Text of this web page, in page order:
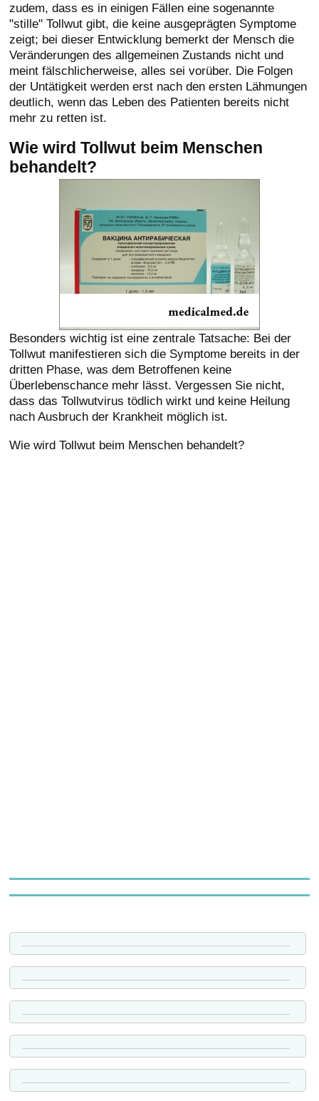
zudem, dass es in einigen Fällen eine sogenannte
"stille" Tollwut gibt, die keine ausgeprägten Symptome
zeigt; bei dieser Entwicklung bemerkt der Mensch die
Veränderungen des allgemeinen Zustands nicht und
meint fälschlicherweise, alles sei vorüber. Die Folgen
der Untätigkeit werden erst nach den ersten Lähmungen
deutlich, wenn das Leben des Patienten bereits nicht
mehr zu retten ist.
Wie wird Tollwut beim Menschen
behandelt?
Besonders wichtig ist eine zentrale Tatsache: Bei der
Tollwut manifestieren sich die Symptome bereits in der
dritten Phase, was dem Betroffenen keine
Überlebenschance mehr lässt. Vergessen Sie nicht,
dass das Tollwutvirus tödlich wirkt und keine Heilung
nach Ausbruch der Krankheit möglich ist.
Wie wird Tollwut beim Menschen behandelt?